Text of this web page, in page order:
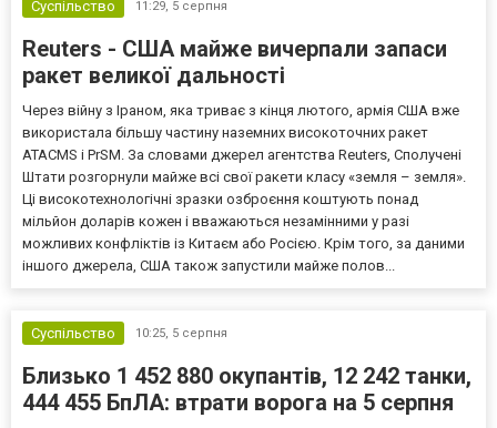
Суспільство
11:29, 5 серпня
Reuters - США майже вичерпали запаси
ракет великої дальності
Через війну з Іраном, яка триває з кінця лютого, армія США вже
використала більшу частину наземних високоточних ракет
ATACMS і PrSM. За словами джерел агентства Reuters, Сполучені
Штати розгорнули майже всі свої ракети класу «земля – земля».
Ці високотехнологічні зразки озброєння коштують понад
мільйон доларів кожен і вважаються незамінними у разі
можливих конфліктів із Китаєм або Росією. Крім того, за даними
іншого джерела, США також запустили майже полов...
Суспільство 10:25, 5 серпня
Близько 1 452 880 окупантів, 12 242 танки,
444 455 БпЛА: втрати ворога на 5 серпня